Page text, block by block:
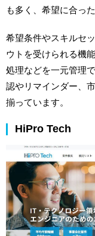
も多く、希望に合っ
希望条件やスキルセ
ウトを受けられる機
処理などを一元管理
認やリマインダー、
揃っています。
HiPro Tech